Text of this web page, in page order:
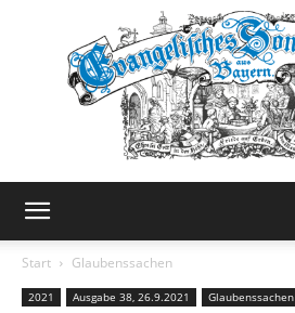
Start Glaubenssachen
2021 Ausgabe 38, 26.9.2021 Glaubenssachen